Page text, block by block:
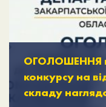
ОГОЛОШЕННЯ
конкурсу на
складу